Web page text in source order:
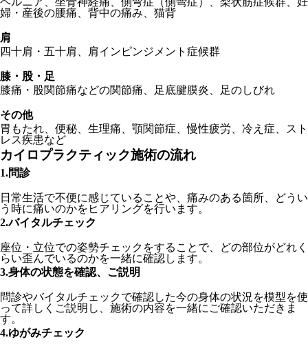
婦・産後の腰痛、背中の痛み、猫背
肩
四十肩・五十肩、肩インピンジメント症候群
膝・股・足
膝痛・股関節痛などの関節痛、足底腱膜炎、足のしびれ
その他
胃もたれ、便秘、生理痛、顎関節症、慢性疲労、冷え症、スト
レス疾患など
カイロプラクティック施術の流れ
1.問診
日常生活で不便に感じていることや、痛みのある箇所、どうい
う時に痛いのかをヒアリングを行います。
2.バイタルチェック
座位・立位での姿勢チェックをすることで、どの部位がどれく
らい歪んでいるのかを一緒に確認します。
3.身体の状態を確認、ご説明
問診やバイタルチェックで確認した今の身体の状況を模型を使
って詳しくご説明し、施術の内容を一緒にご確認いただきま
す。
4.ゆがみチェック